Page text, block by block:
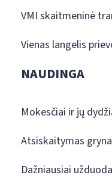
VMI skaitmeninė
Vienas langelis
NAUDINGA
Mokesčiai ir jų
Atsiskaitymas
Dažniausiai